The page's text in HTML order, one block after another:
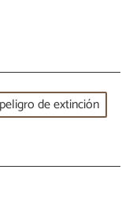
de extinción